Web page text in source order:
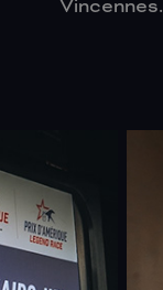
Vincennes.